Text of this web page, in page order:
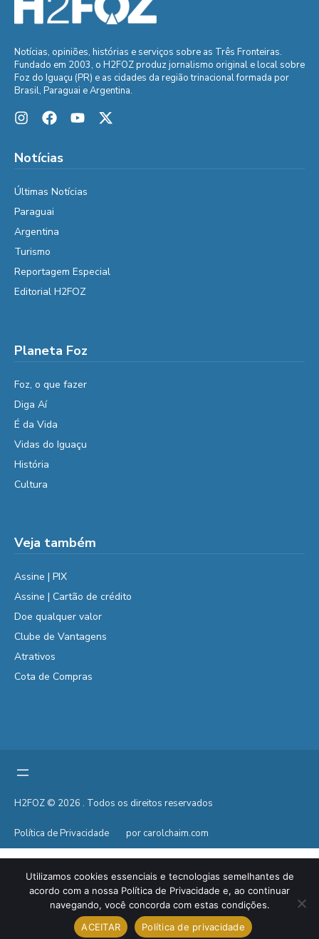
Notícias, opiniões, histórias e serviços sobre as Três Fronteiras.
Fundado em 2003, o H2FOZ produz jornalismo original e local sobre
Foz do Iguaçu (PR) e as cidades da região trinacional formada por
Brasil, Paraguai e Argentina.
Notícias
Últimas Notícias
Paraguai
Argentina
Turismo
Reportagem Especial
Editorial H2FOZ
Planeta Foz
Foz, o que fazer
Diga Aí
É da Vida
Vidas do Iguaçu
História
Cultura
Veja também
Assine | PIX
Assine | Cartão de crédito
Doe qualquer valor
Clube de Vantagens
Atrativos
Cota de Compras
H2FOZ © 2026 . Todos os direitos reservados
Política de Privacidade por carolchaim.com
Utilizamos cookies essenciais e tecnologias semelhantes de
acordo com a nossa Política de Privacidade e, ao continuar
navegando, você concorda com estas condições.
ACEITAR
Política de privacidade